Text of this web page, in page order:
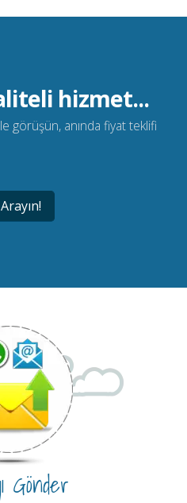
hizmet...
görüşün, anında fiyat teklifi
Gönder